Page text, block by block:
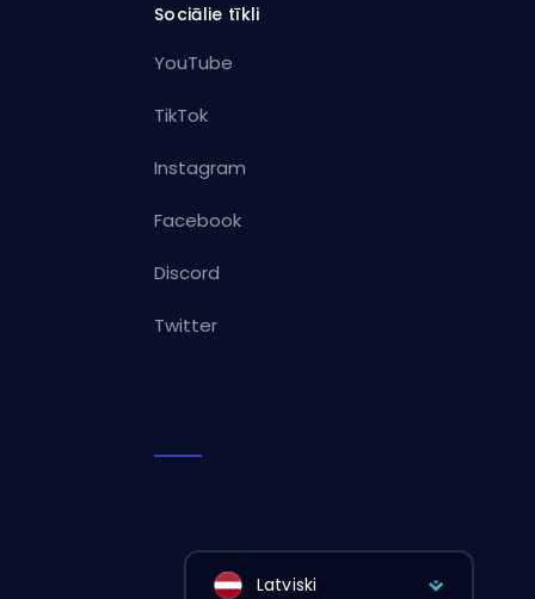
Sociālie tīkli
YouTube
TikTok
Instagram
Facebook
Discord
Twitter
Latviski